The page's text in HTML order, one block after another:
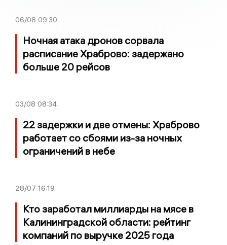
06/08 09:30
Ночная атака дронов сорвала
расписание Храброво: задержано
больше 20 рейсов
03/08 08:34
22 задержки и две отмены: Храброво
работает со сбоями из-за ночных
ограничений в небе
28/07 16:19
Кто заработал миллиарды на мясе в
Калининградской области: рейтинг
компаний по выручке 2025 года